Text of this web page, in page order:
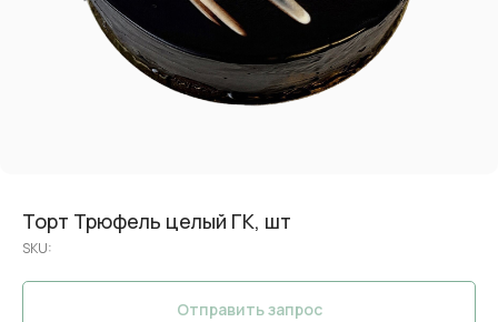
Торт Трюфель целый ГК, шт
SKU:
Отправить запрос